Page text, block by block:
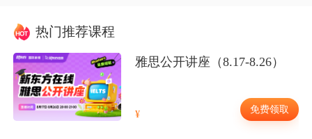
热门推荐课程
雅思公开讲座（8.17-8.26）
免费领取